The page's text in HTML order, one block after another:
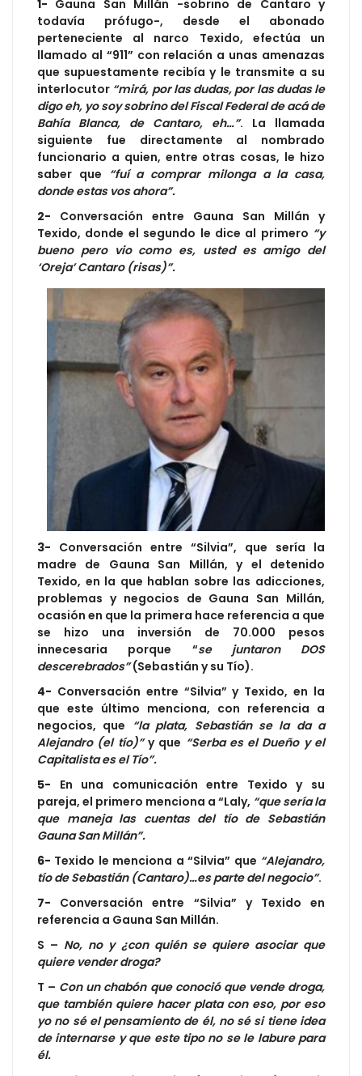
1- Gauna San Millán -sobrino de Cantaro y
todavía prófugo-, desde el abonado
perteneciente al narco Texido, efectúa un
llamado al “911” con relación a unas amenazas
que supuestamente recibía y le transmite a su
interlocutor “mirá, por las dudas, por las dudas le
digo eh, yo soy sobrino del Fiscal Federal de acá de
Bahía Blanca, de Cantaro, eh…”. La llamada
siguiente fue directamente al nombrado
funcionario a quien, entre otras cosas, le hizo
saber que “fuí a comprar milonga a la casa,
donde estas vos ahora”.
2- Conversación entre Gauna San Millán y
Texido, donde el segundo le dice al primero “y
bueno pero vio como es, usted es amigo del
‘Oreja’ Cantaro (risas)”.
3- Conversación entre “Silvia”, que sería la
madre de Gauna San Millán, y el detenido
Texido, en la que hablan sobre las adicciones,
problemas y negocios de Gauna San Millán,
ocasión en que la primera hace referencia a que
se hizo una inversión de 70.000 pesos
innecesaria porque “se juntaron DOS
descerebrados”(Sebastián y su Tío).
4- Conversación entre “Silvia” y Texido, en la
que este último menciona, con referencia a
negocios, que “la plata, Sebastián se la da a
Alejandro (el tío)”y que “Serba es el Dueño y el
Capitalista es el Tío”.
5- En una comunicación entre Texido y su
pareja, el primero menciona a “Laly, “que sería la
que maneja las cuentas del tío de Sebastián
Gauna San Millán”.
6- Texido le menciona a “Silvia” que “Alejandro,
tío de Sebastián (Cantaro)…es parte del negocio”.
7- Conversación entre “Silvia” y Texido en
referencia a Gauna San Millán.
S – No, no y ¿con quién se quiere asociar que
quiere vender droga?
T – Con un chabón que conoció que vende droga,
que también quiere hacer plata con eso, por eso
yo no sé el pensamiento de él, no sé si tiene idea
de internarse y que este tipo no se le labure para
él.